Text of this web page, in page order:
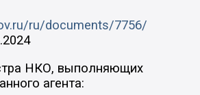
ru/documents/7756/
НКО, выполняющих
агента: